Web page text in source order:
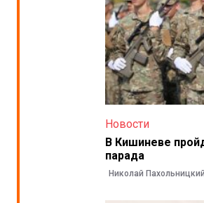
Новости
В Кишиневе
парада
Николай Пахольницкий